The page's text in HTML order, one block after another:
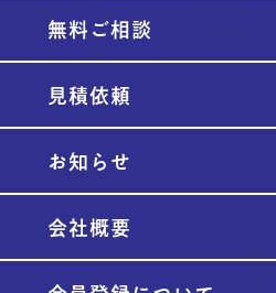
無料ご相談
見積依頼
お知らせ
会社概要